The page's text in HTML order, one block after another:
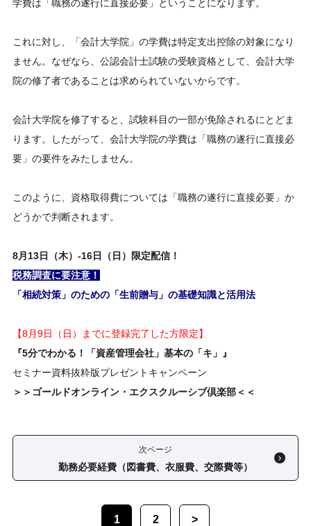
学費は「職務の遂行に直接必要」ということになります。
これに対し、「会計大学院」の学費は特定支出控除の対象になり
ません。なぜなら、公認会計士試験の受験資格として、会計大学
院の修了者であることは求められていないからです。
会計大学院を修了すると、試験科目の一部が免除されるにとどま
ります。したがって、会計大学院の学費は「職務の遂行に直接必
要」の要件をみたしません。
このように、資格取得費については「職務の遂行に直接必要」か
どうかで判断されます。
8月 13日（木）-16日（日）
限定配信！
税務調査に要注意！
「相続対策」のための「生前贈与」の基礎知識と活用法
【8月9日（日）までに登録完了した方限定】
『5分でわかる！「資産管理会社」基本の「キ」』
セミナー資料抜粋版プレゼントキャンペーン
＞＞ゴールドオンライン・エクスクルーシブ倶楽部＜＜
次ページ
勤務必要経費（図書費、衣服費、交際費等）
1 2 >